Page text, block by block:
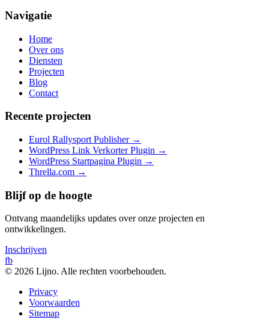
Navigatie
Home
Over ons
Diensten
Projecten
Blog
Contact
Recente projecten
Eurol Rallysport Publisher →
WordPress Link Verkorter Plugin →
WordPress Startpagina Plugin →
Thrella.com →
Blijf op de hoogte
Ontvang maandelijks updates over onze projecten en
ontwikkelingen.
Inschrijven
fb
© 2026 Lijno. Alle rechten voorbehouden.
Privacy
Voorwaarden
Sitemap